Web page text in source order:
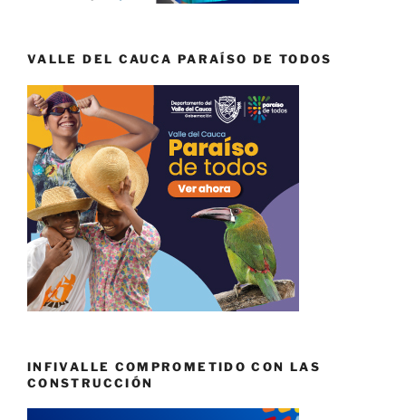
VALLE DEL CAUCA PARAÍSO DE TODOS
INFIVALLE COMPROMETIDO CON LAS
CONSTRUCCIÓN